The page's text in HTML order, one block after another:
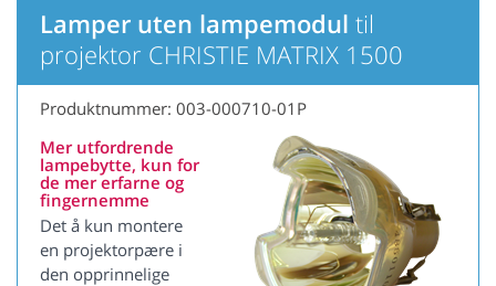
Lamper uten lampemodul til
projektor CHRISTIE MATRIX 1500
Produktnummer: 003-000710-01P
Mer utfordrende
lampebytte, kun for
de mer erfarne og
fingernemme
Det å kun montere
en projektorpære i
den opprinnelige